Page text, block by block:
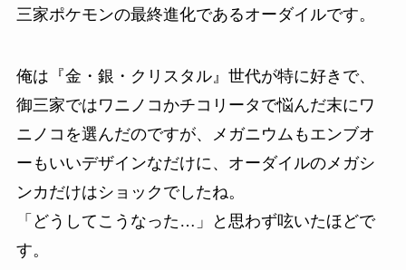
三家ポケモンの最終進化であるオーダイルです。
俺は『金・銀・クリスタル』世代が特に好きで、
御三家ではワニノコかチコリータで悩んだ末にワ
ニノコを選んだのですが、メガニウムもエンブオ
ーもいいデザインなだけに、オーダイルのメガシ
ンカだけはショックでしたね。
「どうしてこうなった…」と思わず呟いたほどで
す。